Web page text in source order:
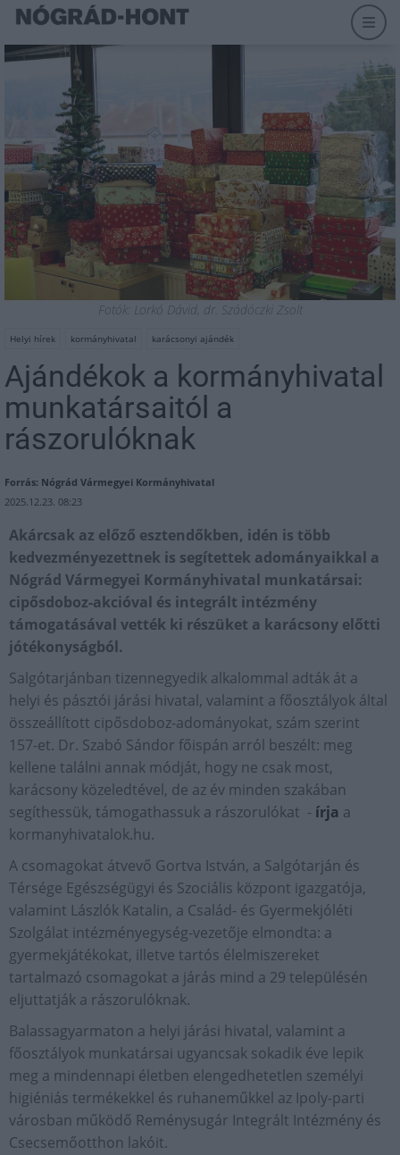
Fotók: Lorkó Dávid, dr. Szádóczki Zsolt
Helyi hírek kormányhivatal karácsonyi ajándék
Ajándékok a kormányhivatal
munkatársaitól a
rászorulóknak
Forrás: Nógrád Vármegyei Kormányhivatal
2025.12.23. 08:23
Akárcsak az előző esztendőkben, idén is több
kedvezményezettnek is segítettek adományaikkal a
Nógrád Vármegyei Kormányhivatal munkatársai:
cipősdoboz-akcióval és integrált intézmény
támogatásával vették ki részüket a karácsony előtti
jótékonyságból.
Salgótarjánban tizennegyedik alkalommal adták át a
helyi és pásztói járási hivatal, valamint a főosztályok által
összeállított cipősdoboz-adományokat, szám szerint
157-et. Dr. Szabó Sándor főispán arról beszélt: meg
kellene találni annak módját, hogy ne csak most,
karácsony közeledtével, de az év minden szakában
segíthessük, támogathassuk a rászorulókat - írja a
kormanyhivatalok.hu.
A csomagokat átvevő Gortva István, a Salgótarján és
Térsége Egészségügyi és Szociális központ igazgatója,
valamint Lászlók Katalin, a Család- és Gyermekjóléti
Szolgálat intézményegység-vezetője elmondta: a
gyermekjátékokat, illetve tartós élelmiszereket
tartalmazó csomagokat a járás mind a 29 településén
eljuttatják a rászorulóknak.
Balassagyarmaton a helyi járási hivatal, valamint a
főosztályok munkatársai ugyancsak sokadik éve lepik
meg a mindennapi életben elengedhetetlen személyi
higiéniás termékekkel és ruhaneműkkel az Ipoly-parti
városban működő Reménysugár Integrált Intézmény és
Csecsemőotthon lakóit.